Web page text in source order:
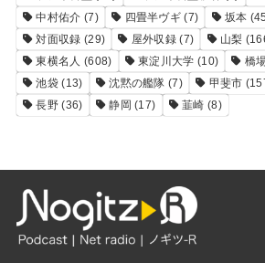
中村佑介 (7) 四畳半ヴギ (7) 坂本
対面収録 (29) 屋外収録 (7) 山梨
東横名人 (608) 東淀川大学 (10) 橋
池袋 (13) 沈黙の艦隊 (7) 甲斐市
長野 (36) 静岡 (17) 韮崎 (8)